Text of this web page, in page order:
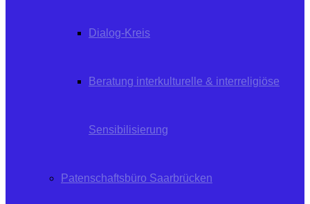
Dialog-Kreis
Beratung interkulturelle & interreligiöse
Sensibilisierung
Patenschaftsbüro Saarbrücken